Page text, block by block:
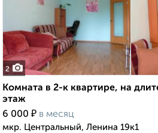
2
Комната в 2-к квартире, на
этаж
6 000 ₽ в месяц
мкр. Центральный, Ленина 19к1